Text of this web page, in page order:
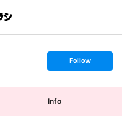
s
t
o
Follow
Info